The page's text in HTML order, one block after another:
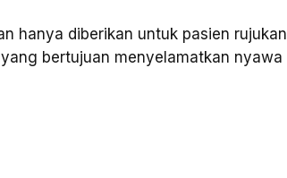
hanya diberikan untuk pasien rujukan
bertujuan menyelamatkan nyawa